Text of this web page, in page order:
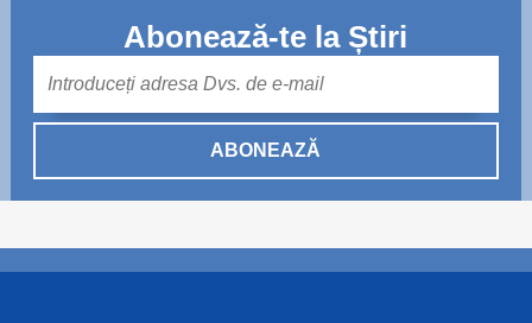
Abonează-te la Știri
ABONEAZĂ